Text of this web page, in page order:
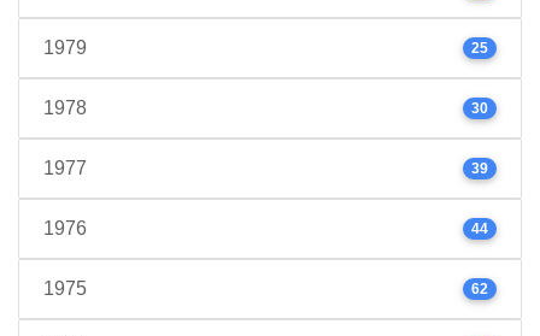
1979 25
1978 30
1977 39
1976 44
1975 62